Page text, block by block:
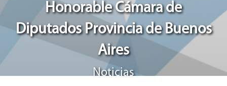
Honorable Cámara de
Diputados Provincia de Buenos
Aires
Noticias